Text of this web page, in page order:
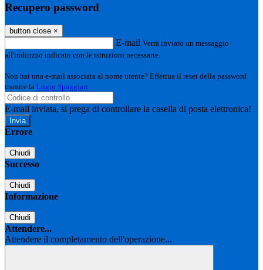
Recupero password
button close ×
E-mail Verrà inviato un messaggio
all'indirizzo indicato con le istruzioni necessarie.
Non hai una e-mail associata al nome utente? Effettua il reset della password
tramite la Login Spaggiari
E-mail inviata, si prega di controllare la casella di posta elettronica!
Errore
Chiudi
Successo
Chiudi
Informazione
Chiudi
Attendere...
Attendere il completamento dell'operazione...